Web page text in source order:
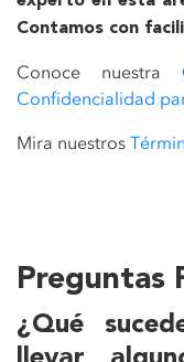
Contamos con
Conoce nuestra
Confidencialidad
Mira nuestros
Preguntas
¿Qué